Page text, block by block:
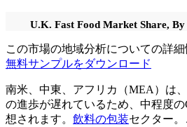
U.K. Fast Food Market Share, By
この市場の地域分析についての詳細
無料サンプルをダウンロード
南米、中東、アフリカ（MEA）は
の進歩が遅れているため、中程度
想されます。 飲料の包装セクター